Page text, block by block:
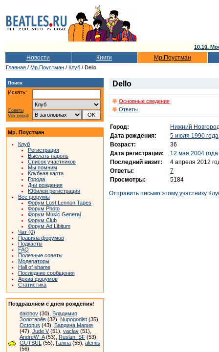
10.10.
Новости Книги Мр.Поустман
Главная / Мр.Поустман / Клуб / Dello
Поиск
Искать:
Советы
Vox populi
Мр. Поустман
Клуб
Регистрация
Выслать пароль
Список участников
Мы помним
Клубная карта
Города
Дни рождения
Юбилеи регистрации
Все форумы
Форум Lost Lennon Tapes
Форум Photo
Форум Music General
Форум Club
Форум Ad Libitum
Чат (0)
Правила форумов
Подкасты
FAQ
Полезные советы
Модераторы
Hall of shame
Последние сообщения
Архив форумов
Статистика
Поздравляем с днем рождения!
dalobov (30), Владимир
Золотарёв (32), Nupogodist (35),
Octopus (43), Бардина Мария
(47), Jude V(51), vaclav (51),
AndreW_A(53), Ruslan_SF (53),
GUTSUL (55), Галіна (55), alemis
(56)
Dello
Основные сведения
Ответы
Город:
Нижний
Дата рождения:
5 июля 1990 года
Возраст:
36
Дата регистрации:
12 мая 2004 года
Последний визит:
4 апреля 2012
Ответы:
7
Просмотры:
5184
Отправить письмо этому участнику